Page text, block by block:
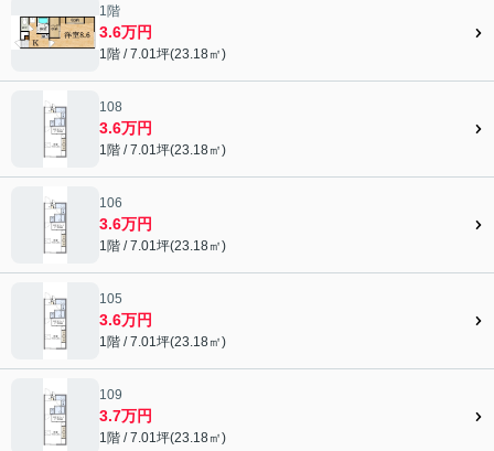
1階
3.6万円
1階 / 7.01坪(23.18㎡)
108
3.6万円
1階 / 7.01坪(23.18㎡)
106
3.6万円
1階 / 7.01坪(23.18㎡)
105
3.6万円
1階 / 7.01坪(23.18㎡)
109
3.7万円
1階 / 7.01坪(23.18㎡)